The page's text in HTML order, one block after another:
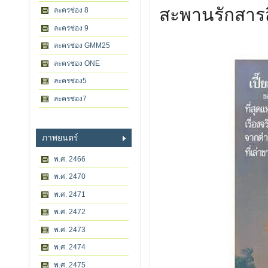
ละครช่อง 8
ละครช่อง 9
ละครช่อง GMM25
ละครช่อง ONE
ละครช่อง5
ละครช่อง7
ภาพยนตร์
พ.ศ. 2466
พ.ศ. 2470
พ.ศ. 2471
พ.ศ. 2472
พ.ศ. 2473
พ.ศ. 2474
พ.ศ. 2475
สะพานรักสา